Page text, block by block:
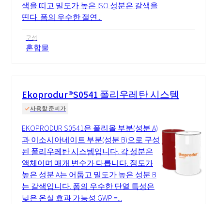
색을 띠고 밀도가 높은 ISO 성분은 갈색을
띤다. 폼의 우수한 절연...
구성
혼합물
Ekoprodur®S0541 폴리우레탄 시스템
사용할 준비가
EKOPRODUR S0541은 폴리올 부분(성분 A)
과 이소시아네이트 부분(성분 B)으로 구성
된 폴리우레탄 시스템입니다. 각 성분은
액체이며 매개 변수가 다릅니다. 점도가
높은 성분 A는 어둡고 밀도가 높은 성분 B
는 갈색입니다. 폼의 우수한 단열 특성은
낮은 온실 효과 가능성 GWP =...